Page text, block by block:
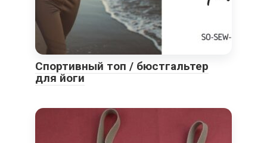
Спортивный топ / бюстгальтер
для йоги